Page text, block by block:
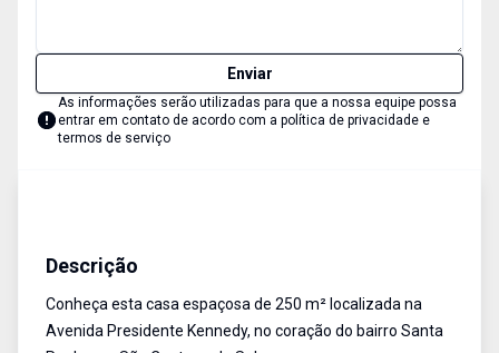
Enviar
As informações serão utilizadas para que a nossa equipe possa
entrar em contato de acordo com a política de privacidade e
termos de serviço
Descrição
Conheça esta casa espaçosa de 250 m² localizada na
Avenida Presidente Kennedy, no coração do bairro Santa